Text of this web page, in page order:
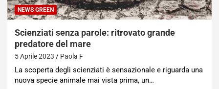
NEWS GREEN
Scienziati senza parole: ritrovato grande
predatore del mare
5 Aprile 2023 Paola F
La scoperta degli scienziati è sensazionale e riguarda una
nuova specie animale mai vista prima, un…